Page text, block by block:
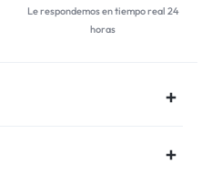
Le respondemos en tiempo real 24
horas